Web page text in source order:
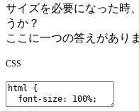
サイズを必要になった時
うか？
ここに一つの答えがあり
CSS